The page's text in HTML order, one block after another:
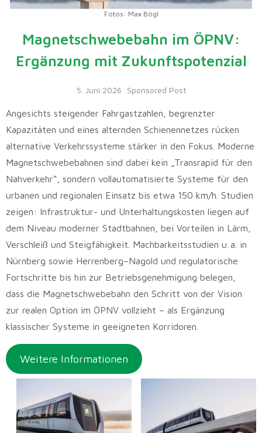
Fotos: Max Bögl
Magnetschwebebahn im ÖPNV:
Ergänzung mit Zukunftspotenzial
5. Juni 2026 Sponsored Post
Angesichts steigender Fahrgastzahlen, begrenzter
Kapazitäten und eines alternden Schienennetzes rücken
alternative Verkehrssysteme stärker in den Fokus. Moderne
Magnetschwebebahnen sind dabei kein „Transrapid für den
Nahverkehr“, sondern vollautomatisierte Systeme für den
urbanen und regionalen Einsatz bis etwa 150 km/h. Studien
zeigen: Infrastruktur- und Unterhaltungskosten liegen auf
dem Niveau moderner Stadtbahnen, bei Vorteilen in Lärm,
Verschleiß und Steigfähigkeit. Machbarkeitsstudien u. a. in
Nürnberg sowie Herrenberg–Nagold und regulatorische
Fortschritte bis hin zur Betriebsgenehmigung belegen,
dass die Magnetschwebebahn den Schritt von der Vision
zur realen Option im ÖPNV vollzieht – als Ergänzung
klassischer Systeme in geeigneten Korridoren.
Weitere Informationen